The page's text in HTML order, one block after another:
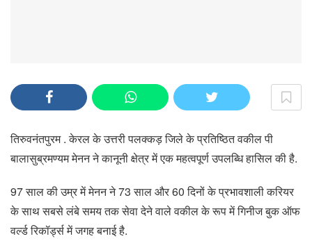
तिरुवनंतपुरम . केरल के उत्तरी पलक्कड़ जिले के प्रतिष्ठित वकील पी
बालासुब्रमण्यम मेनन ने कानूनी क्षेत्र में एक महत्वपूर्ण उपलब्धि हासिल की है.
97 साल की उम्र में मेनन ने 73 साल और 60 दिनों के प्रभावशाली करियर
के साथ सबसे लंबे समय तक सेवा देने वाले वकील के रूप में गिनीज बुक ऑफ
वर्ल्ड रिकॉर्ड्स में जगह बनाई है.